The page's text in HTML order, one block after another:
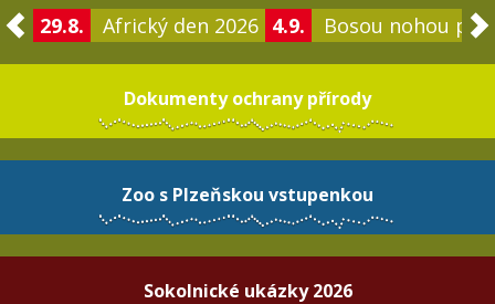
29.8. Africký den 2026 4.9. Bosou nohou po
Dokumenty ochrany přírody
Zoo s Plzeňskou vstupenkou
Sokolnické ukázky 2026